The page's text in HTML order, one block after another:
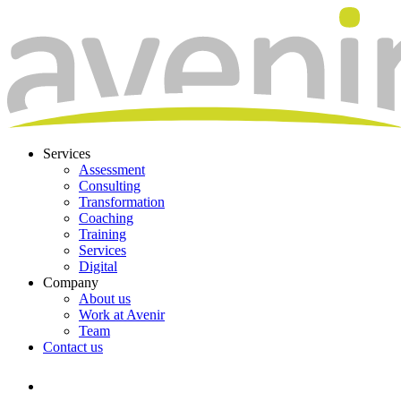
Services
Assessment
Consulting
Transformation
Coaching
Training
Services
Digital
Company
About us
Work at Avenir
Team
Contact us